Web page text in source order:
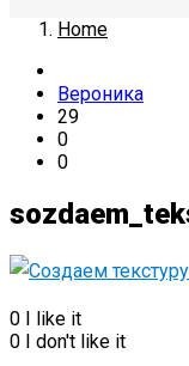
Home
Вероника
29
0
0
0 I like it
0 I don't like it